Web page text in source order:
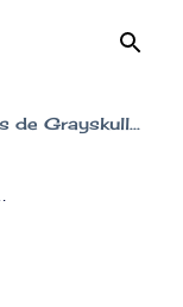
de Grayskull...